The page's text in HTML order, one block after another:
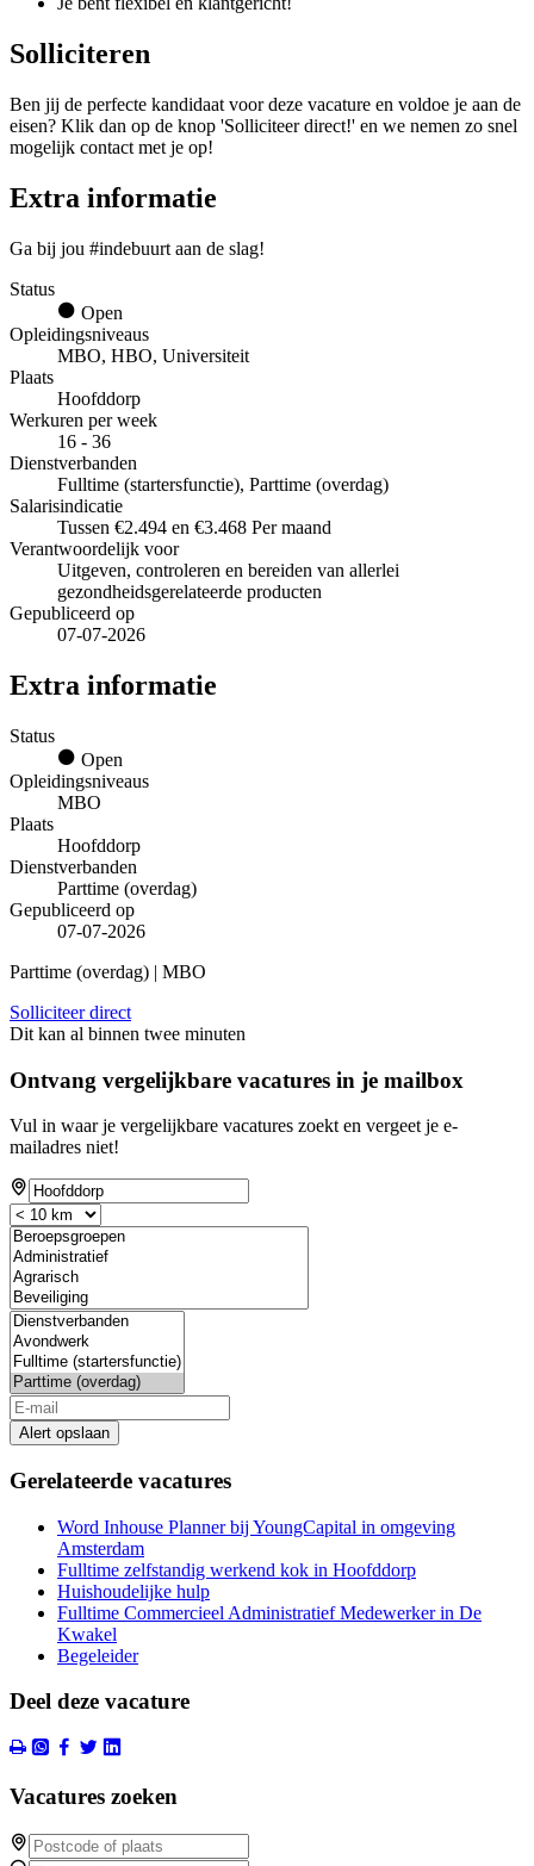
Solliciteren
Ben jij de perfecte kandidaat voor deze vacature en voldoe je aan de
eisen? Klik dan op de knop 'Solliciteer direct!' en we nemen zo snel
mogelijk contact met je op!
Extra informatie
Ga bij jou #indebuurt aan de slag!
Status
Open
Opleidingsniveaus
MBO, HBO, Universiteit
Plaats
Hoofddorp
Werkuren per week
16 - 36
Dienstverbanden
Fulltime (startersfunctie), Parttime (overdag)
Salarisindicatie
Tussen €2.494 en €3.468 Per maand
Verantwoordelijk voor
Uitgeven, controleren en bereiden van allerlei
gezondheidsgerelateerde producten
Gepubliceerd op
07-07-2026
Extra informatie
Status
Open
Opleidingsniveaus
MBO
Plaats
Hoofddorp
Dienstverbanden
Parttime (overdag)
Gepubliceerd op
07-07-2026
Parttime (overdag) | MBO
Solliciteer direct
Dit kan al binnen twee minuten
Ontvang vergelijkbare vacatures in je mailbox
Vul in waar je vergelijkbare vacatures zoekt en vergeet je e-
mailadres niet!
Alert opslaan
Gerelateerde vacatures
Word Inhouse Planner bij YoungCapital in omgeving
Amsterdam
Fulltime zelfstandig werkend kok in Hoofddorp
Huishoudelijke hulp
Fulltime Commercieel Administratief Medewerker in De
Kwakel
Begeleider
Deel deze vacature
Vacatures zoeken